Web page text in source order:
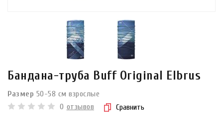
Бандана-труба Buff Original Elbrus
Размер 50-58 см взрослые
0 отзывов Сравнить